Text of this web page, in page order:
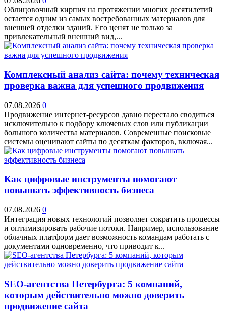
Облицовочный кирпич на протяжении многих десятилетий
остается одним из самых востребованных материалов для
внешней отделки зданий. Его ценят не только за
привлекательный внешний вид,...
Комплексный анализ сайта: почему техническая
проверка важна для успешного продвижения
07.08.2026 0
Продвижение интернет-ресурсов давно перестало сводиться
исключительно к подбору ключевых слов или публикации
большого количества материалов. Современные поисковые
системы оценивают сайты по десяткам факторов, включая...
Как цифровые инструменты помогают
повышать эффективность бизнеса
07.08.2026 0
Интеграция новых технологий позволяет сократить процессы
и оптимизировать рабочие потоки. Например, использование
облачных платформ дает возможность командам работать с
документами одновременно, что приводит к...
SEO-агентства Петербурга: 5 компаний,
которым действительно можно доверить
продвижение сайта